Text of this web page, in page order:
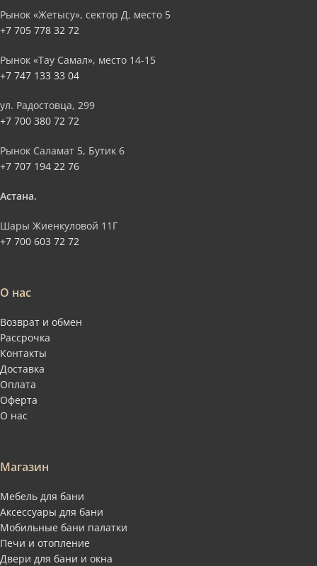
Рынок «Жетысу», сектор Д, место 5
+7 705 778 32 72
Рынок «Тау Самал», место 14-15
+7 747 133 33 04
ул. Радостовца, 299
+7 700 380 72 72
Рынок Саламат 5, Бутик 6
+7 707 194 22 76
Астана.
Шары Жиенкуловой 11Г
+7 700 603 72 72
О нас
Возврат и обмен
Рассрочка
Контакты
Доставка
Оплата
Оферта
О нас
Магазин
Мебель для бани
Аксессуары для бани
Мобильные бани палатки
Печи и отопление
Двери для бани и окна